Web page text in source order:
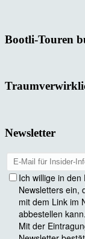
Bootli-Touren
Newsletter